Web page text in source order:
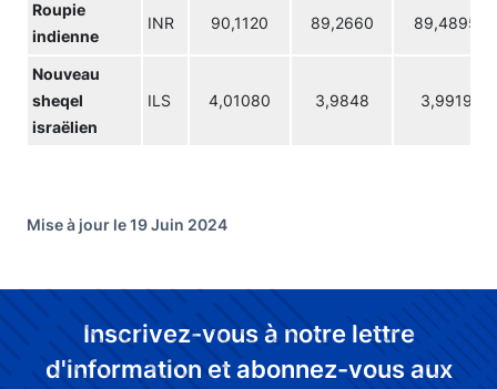
Roupie
indienne
INR 90,1120 89,2660 89,4895
Nouveau
sheqel
israëlien
ILS 4,01080 3,9848 3,9919
Mise à jour le 19 Juin 2024
Inscrivez-vous à notre lettre
d'information et abonnez-vous aux